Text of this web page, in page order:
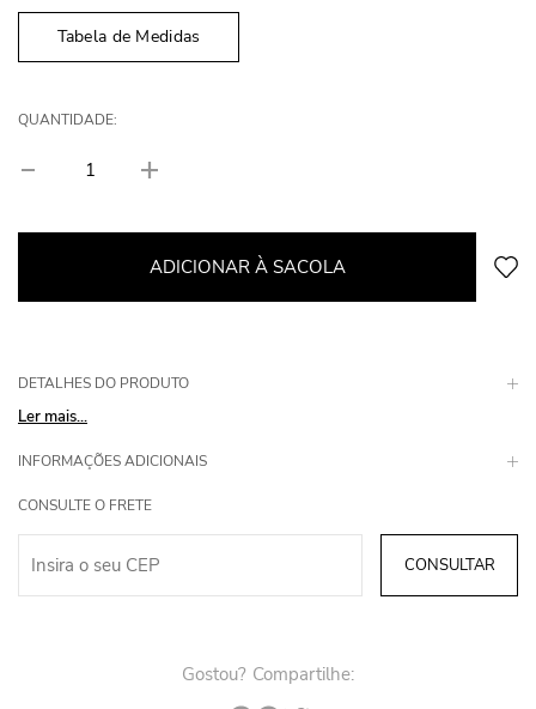
Tabela de Medidas
QUANTIDADE:
ADICIONAR À SACOLA
DETALHES DO PRODUTO
Ler mais...
INFORMAÇÕES ADICIONAIS
CONSULTE O FRETE
Gostou? Compartilhe: